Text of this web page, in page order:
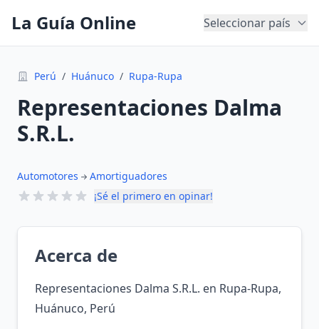
La Guía Online Seleccionar país
Perú / Huánuco / Rupa-Rupa
Representaciones Dalma
S.R.L.
Automotores
Amortiguadores
¡Sé el primero en opinar!
Acerca de
Representaciones Dalma S.R.L. en Rupa-Rupa,
Huánuco, Perú